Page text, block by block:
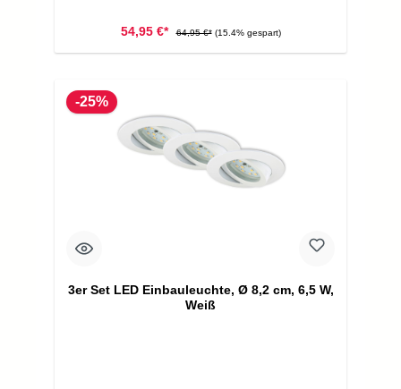
54,95 €* 64,95 €* (15.4% gespart)
-25%
3er Set LED Einbauleuchte, Ø 8,2 cm, 6,5 W,
Weiß